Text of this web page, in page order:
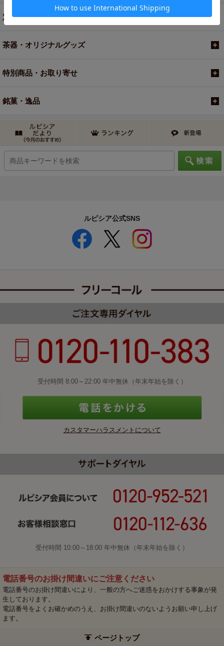
定期便
茶器・オリジナルグッズ
特別商品・お取り寄せ
銘菓・逸品
ルピシア公式SNS
受付時間 8:00～22:00 年中無休（年末年始を除く）
カスタマーハラスメントについて
受付時間 10:00～18:00 年中無休（年末年始を除く）
電話番号のお掛け間違いにご注意ください
電話番号のお掛け間違いにより、一般の方へご迷惑をおかけする事象が発
生しております。
電話番号をよくお確かめのうえ、お掛け間違いのないようお願い申し上げ
ます。
ページトップ